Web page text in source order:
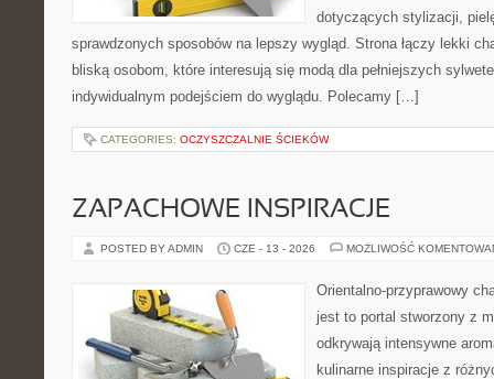
dotyczących stylizacji,
sprawdzonych sposobów na lepszy wygląd. Strona łączy lekki
bliską osobom, które interesują się modą dla pełniejszych
indywidualnym podejściem do wyglądu. Polecamy […]
CATEGORIES: OCZYSZCZALNIE ŚCIEKÓW
ZAPACHOWE INSPIRACJE
POSTED BY ADMIN CZE - 13 - 2026 MOŻLIWOŚĆ
Orientalno-przyprawowy
jest to portal stworzony z
odkrywają intensywne
kulinarne inspiracje z